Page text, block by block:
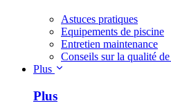
Astuces pratiques
Equipements de piscine
Entretien maintenance
Conseils sur la qualité
Plus
Plus